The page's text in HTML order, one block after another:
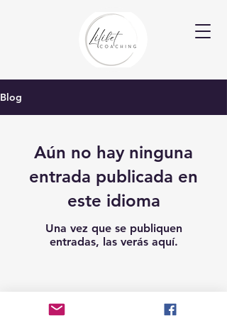
Blog
Aún no hay ninguna
entrada publicada en
este idioma
Una vez que se publiquen
entradas, las verás aquí.